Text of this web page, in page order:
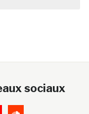
sociaux